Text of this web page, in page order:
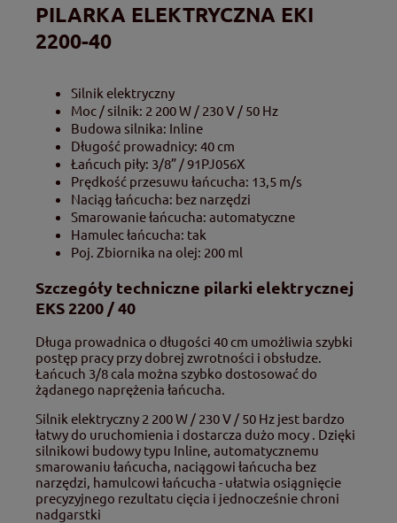
PILARKA ELEKTRYCZNA EKI
2200-40
Silnik elektryczny
Moc / silnik: 2 200 W / 230 V / 50 Hz
Budowa silnika: Inline
Długość prowadnicy: 40 cm
Łańcuch piły: 3/8” / 91PJ056X
Prędkość przesuwu łańcucha: 13,5 m/s
Naciąg łańcucha: bez narzędzi
Smarowanie łańcucha: automatyczne
Hamulec łańcucha: tak
Poj. Zbiornika na olej: 200 ml
Szczegóły techniczne pilarki elektrycznej
EKS 2200 / 40
Długa prowadnica o długości 40 cm umożliwia szybki
postęp pracy przy dobrej zwrotności i obsłudze.
Łańcuch 3/8 cala można szybko dostosować do
żądanego naprężenia łańcucha.
Silnik elektryczny 2 200 W / 230 V / 50 Hz jest bardzo
łatwy do uruchomienia i dostarcza dużo mocy . Dzięki
silnikowi budowy typu Inline, automatycznemu
smarowaniu łańcucha, naciągowi łańcucha bez
narzędzi, hamulcowi łańcucha - ułatwia osiągnięcie
precyzyjnego rezultatu cięcia i jednocześnie chroni
nadgarstki